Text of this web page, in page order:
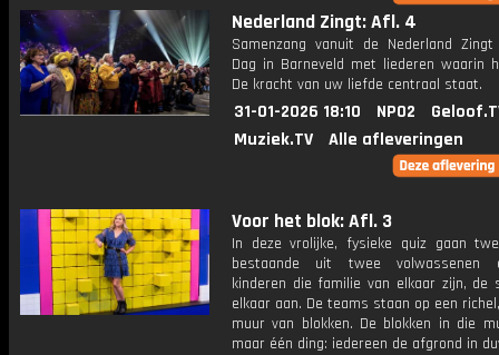
Nederland Zingt: Afl. 4
Samenzang vanuit de Nederland
Dag in Barneveld met liederen waarin
De kracht van uw liefde centraal staat.
31-01-2026 18:10 NPO2
Muziek.TV
Alle afleveringen
Voor het blok: Afl. 3
In deze vrolijke, fysieke quiz gaan
bestaande uit twee volwassenen
kinderen die familie van elkaar zijn, de
elkaar aan. De teams staan op een
muur van blokken. De blokken in die
maar één ding: iedereen de afgrond in